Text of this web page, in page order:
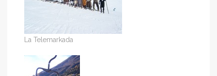
La Telemarkada